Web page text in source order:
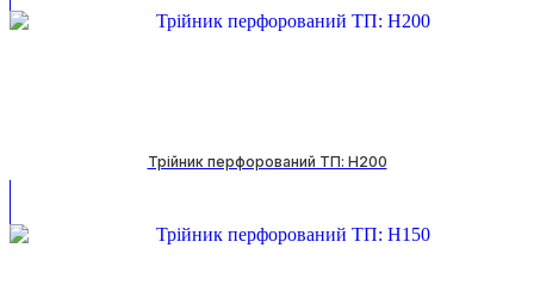
Трійник перфорований ТП: H200